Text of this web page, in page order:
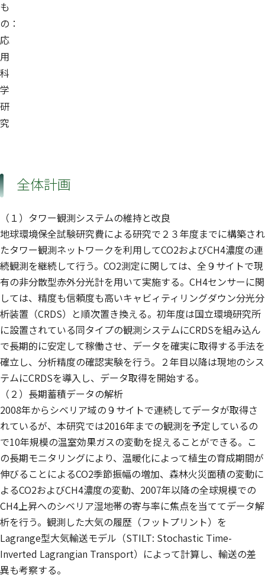
も
の：
応
用
科
学
研
究
全体計画
（１）タワー観測システムの維持と改良
地球環境保全試験研究費による研究で２３年度までに構築され
たタワー観測ネットワークを利用してCO2およびCH4濃度の連
続観測を継続して行う。CO2測定に関しては、全９サイトで現
有の非分散型赤外分光計を用いて実施する。CH4センサーに関
しては、精度も信頼度も高いキャビィティリングダウン分光分
析装置（CRDS）と順次置き換える。初年度は国立環境研究所
に設置されている同タイプの観測システムにCRDSを組み込ん
で長期的に安定して稼働させ、データを確実に取得する手法を
確立し、分析精度の確認実験を行う。２年目以降は現地のシス
テムにCRDSを導入し、データ取得を開始する。
（２）長期蓄積データの解析
2008年からシベリア域の９サイトで連続してデータが取得さ
れているが、本研究では2016年までの観測を予定しているの
で10年規模の温室効果ガスの変動を捉えることができる。こ
の長期モニタリングにより、温暖化によって植生の育成期間が
伸びることによるCO2季節振幅の増加、森林火災面積の変動に
よるCO2およびCH4濃度の変動、2007年以降の全球規模での
CH4上昇へのシベリア湿地帯の寄与率に焦点を当ててデータ解
析を行う。観測した大気の履歴（フットプリント）を
Lagrange型大気輸送モデル（STILT: Stochastic Time-
Inverted Lagrangian Transport）によって計算し、輸送の差
異も考察する。